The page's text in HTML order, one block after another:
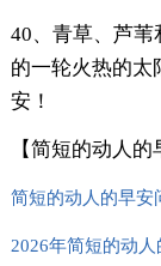
40、青草、芦
的一轮火热的太
安！
【简短的动人
简短的动人的早安
2026年简短的动